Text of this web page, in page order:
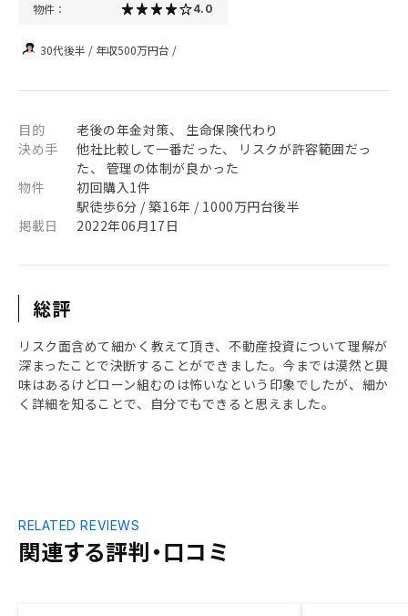
物件： 4.0
30代後半 / 年収500万円台 /
目的
老後の年金対策、 生命保険代わり
決め手
他社比較して一番だった、 リスクが許容範囲だっ
た、 管理の体制が良かった
物件
初回購入1件
駅徒歩6分 / 築16年 / 1000万円台後半
掲載日
2022年06月17日
総評
リスク面含めて細かく教えて頂き、不動産投資について理解が
深まったことで決断することができました。今までは漠然と興
味はあるけどローン組むのは怖いなという印象でしたが、細か
く詳細を知ることで、自分でもできると思えました。
関連する評判・口コミ
RELATED REVIEWS